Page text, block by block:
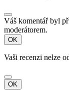
Váš komentář byl
moderátorem.
OK
Vaši recenzi nelze
OK